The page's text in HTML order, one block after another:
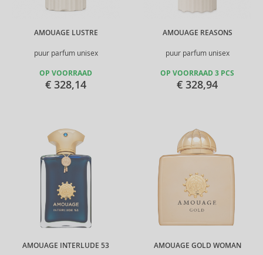
AMOUAGE LUSTRE
puur parfum unisex
OP VOORRAAD
€ 328,14
AMOUAGE REASONS
puur parfum unisex
OP VOORRAAD 3 PCS
€ 328,94
AMOUAGE INTERLUDE 53 AMOUAGE GOLD WOMAN